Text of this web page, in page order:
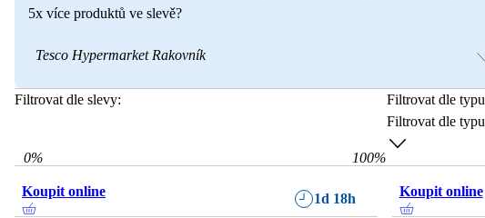
5x více produktů ve slevě?
Tesco Hypermarket Rakovník
Filtrovat dle slevy:
0% 100%
Filtrovat dle typu
Filtrovat dle typu
Koupit online 1d 18h Koupit online